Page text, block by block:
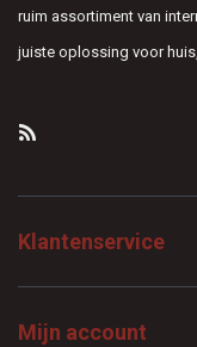
ruim assortiment van
juiste oplossing voor
Klantenservice
Mijn account